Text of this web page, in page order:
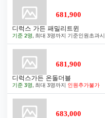
681,900
디럭스 가든 패밀리트윈
기준 2명, 최대 3명까지 기준인원초과시
681,900
디럭스가든 온돌더블
기준 3명, 최대 3명까지 인원추가불가
683,000